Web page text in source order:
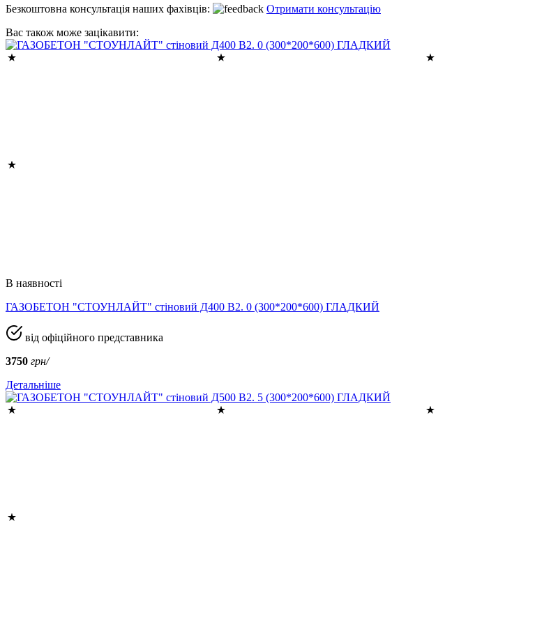
Безкоштовна консультація наших фахівців:
Отримати консультацію
Вас також може зацікавити:
В наявності
ГАЗОБЕТОН "СТОУНЛАЙТ" стіновий Д400 В2. 0 (300*200*600) ГЛАДКИЙ
від офіційного представника
3750 грн/
Детальніше